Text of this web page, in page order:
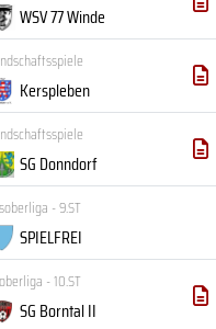
WSV 77 Winde
Kerspleben
SG Donndorf
- 9.ST
SPIELFREI
- 10.ST
SG Borntal II